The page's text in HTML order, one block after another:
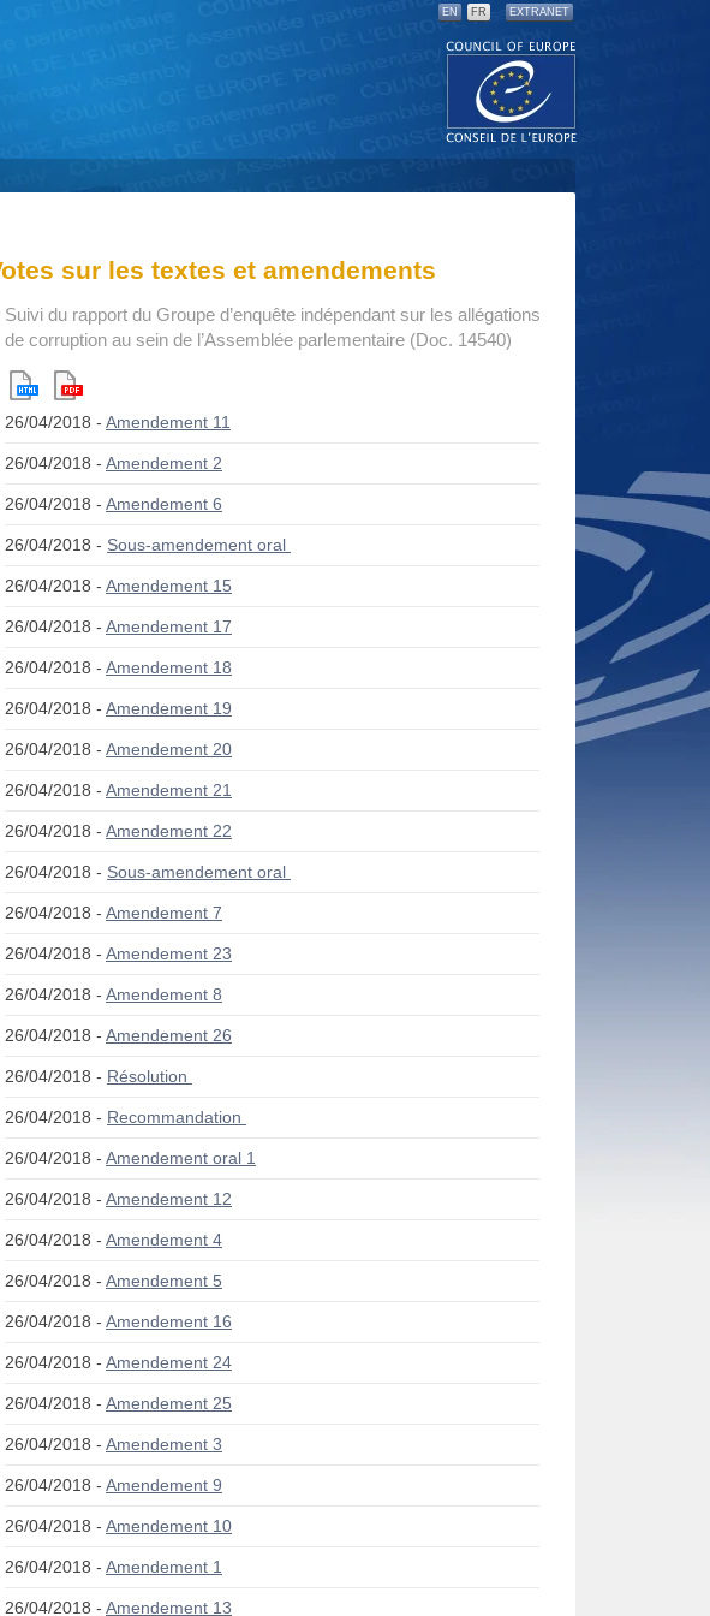
EN FR EXTRANET
sur les textes et amendements
Suivi du rapport du Groupe d’enquête indépendant sur les allégations
de corruption au sein de l’Assemblée parlementaire (Doc. 14540)
26/04/2018 - Amendement 11
26/04/2018 - Amendement 2
26/04/2018 - Amendement 6
26/04/2018 - Sous-amendement oral
26/04/2018 - Amendement 15
26/04/2018 - Amendement 17
26/04/2018 - Amendement 18
26/04/2018 - Amendement 19
26/04/2018 - Amendement 20
26/04/2018 - Amendement 21
26/04/2018 - Amendement 22
26/04/2018 - Sous-amendement oral
26/04/2018 - Amendement 7
26/04/2018 - Amendement 23
26/04/2018 - Amendement 8
26/04/2018 - Amendement 26
26/04/2018 - Résolution
26/04/2018 - Recommandation
26/04/2018 - Amendement oral 1
26/04/2018 - Amendement 12
26/04/2018 - Amendement 4
26/04/2018 - Amendement 5
26/04/2018 - Amendement 16
26/04/2018 - Amendement 24
26/04/2018 - Amendement 25
26/04/2018 - Amendement 3
26/04/2018 - Amendement 9
26/04/2018 - Amendement 10
26/04/2018 - Amendement 1
26/04/2018 - Amendement 13